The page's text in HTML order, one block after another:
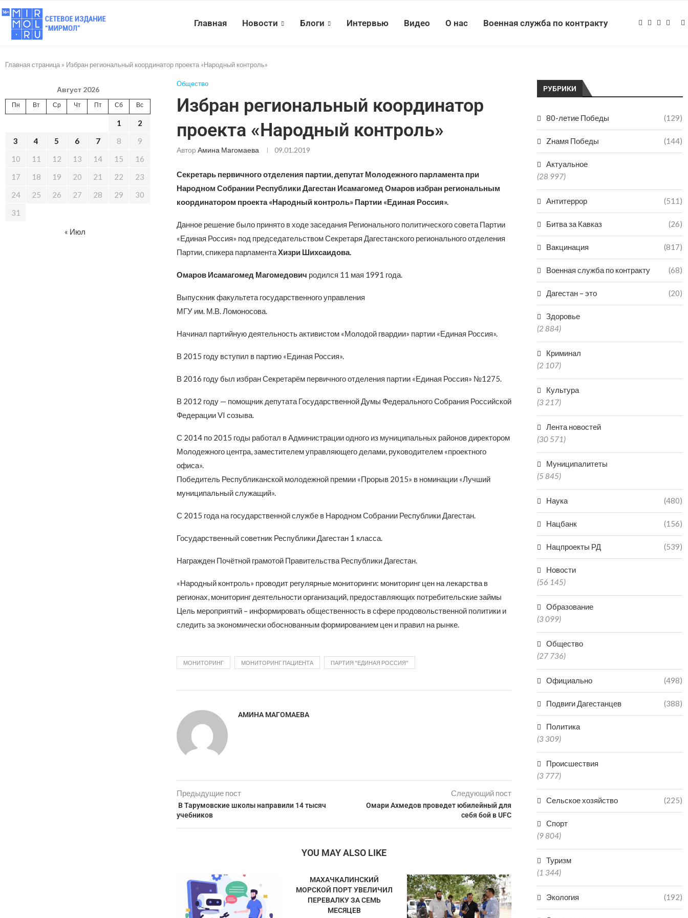
Главная Новости Блоги Интервью Видео О нас Военная служба по контракту
Главная страница » Избран региональный координатор проекта «Народный контроль»
Общество
Избран региональный координатор
проекта «Народный контроль»
Автор Амина Магомаева 09.01.2019
Секретарь первичного отделения партии, депутат Молодежного парламента при
Народном Собрании Республики Дагестан Исамагомед Омаров избран региональным
координатором проекта «Народный контроль» Партии «Единая Россия».
Данное решение было принято в ходе заседания Регионального политического совета Партии
«Единая Россия» под председательством Секретаря Дагестанского регионального отделения
Партии, спикера парламентаХизри Шихсаидова.
Омаров Исамагомед Магомедович родился 11 мая 1991 года. ­
Выпускник факультета государственного управления
МГУ им. М.В. Ломоносова.
Начинал партийную деятельность активистом «Молодой гвардии» партии «Единая Россия».
В 2015 году вступил в партию «Единая Россия».
В 2016 году был избран Секретарём первичного отделения партии «Единая Россия» №1275.
В 2012 году — помощник депутата Государственной Думы Федерального Собрания Российской
Федерации VI созыва.
С 2014 по 2015 годы работал в Администрации одного из муниципальных районов директором
Молодежного центра, заместителем управляющего делами, руководителем «проектного
офиса».
Победитель Республиканской молодежной премии «Прорыв 2015» в номинации «Лучший
муниципальный служащий».
С 2015 года на государственной службе в Народном Собрании Республики Дагестан.
Государственный советник Республики Дагестан 1 класса.
Награжден Почётной грамотой Правительства Республики Дагестан.
«Народный контроль» проводит регулярные мониторинги: мониторинг цен на лекарства в
регионах, мониторинг деятельности организаций, предоставляющих потребительские займы
Цель мероприятий – информировать общественность в сфере продовольственной политики и
следить за экономически обоснованным формированием цен и правил на рынке.
МОНИТОРИНГ МОНИТОРИНГ ПАЦИЕНТА ПАРТИЯ "ЕДИНАЯ РОССИЯ"
АМИНА МАГОМАЕВА
Предыдущие пост
В Тарумовские школы направили 14 тысяч
учебников
Следующий пост
Омари Ахмедов проведет юбилейный для
себя бой в UFC
YOU MAY ALSO LIKE
МАХАЧКАЛИНСКИЙ
МОРСКОЙ ПОРТ УВЕЛИЧИЛ
ПЕРЕВАЛКУ ЗА СЕМЬ
МЕСЯЦЕВ
РУБРИКИ
80-летие Победы (129)
Zнамя Победы (144)
Актуальное
(28 997)
Антитеррор (511)
Битва за Кавказ (26)
Вакцинация (817)
Военная служба по контракту (68)
Дагестан – это (20)
Здоровье
(2 884)
Криминал
(2 107)
Культура
(3 217)
Лента новостей
(30 571)
Муниципалитеты
(5 845)
Наука (480)
Нацбанк (156)
Нацпроекты РД (539)
Новости
(56 145)
Образование
(3 099)
Общество
(27 736)
Официально (498)
Подвиги Дагестанцев (388)
Политика
(3 309)
Происшествия
(3 777)
Сельское хозяйство (225)
Спорт
(9 804)
Туризм
(1 344)
Экология (192)
Август 2026
Пн Вт Ср Чт Пт Сб Вс
1
2
3
4 5 6 7 8
9
10
11 12 13 14 15
16
17
18 19 20 21 22
23
24
25 26 27 28 29
30
31
« Июл